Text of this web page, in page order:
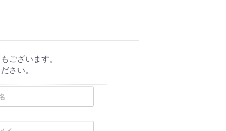
ございます。
さい。